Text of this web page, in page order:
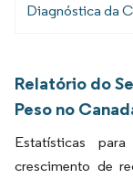
Diagnóstica da
Relatório do
Peso no
Estatísticas
crescimento de